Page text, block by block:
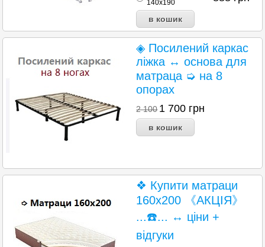
140x190
◈ Посилений каркас
ліжка ↔ основа для
матраца ➭ на 8
опорах
2 100 1 700 грн
❖ Купити матраци
160х200 《АКЦІЯ》
...☎️... ↔ ціни +
відгуки